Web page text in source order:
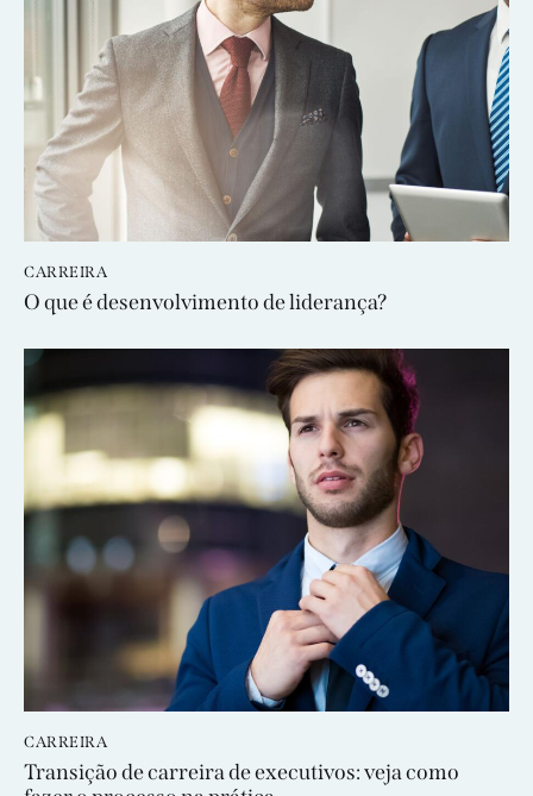
CARREIRA
O que é desenvolvimento de liderança?
CARREIRA
Transição de carreira de executivos: veja como